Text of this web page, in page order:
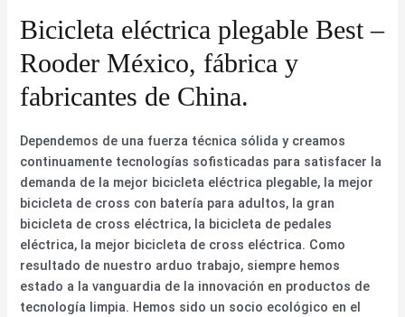
Bicicleta eléctrica plegable Best –
Rooder México, fábrica y
fabricantes de China.
Dependemos de una fuerza técnica sólida y creamos
continuamente tecnologías sofisticadas para satisfacer la
demanda de la mejor bicicleta eléctrica plegable, la mejor
bicicleta de cross con batería para adultos, la gran
bicicleta de cross eléctrica, la bicicleta de pedales
eléctrica, la mejor bicicleta de cross eléctrica. Como
resultado de nuestro arduo trabajo, siempre hemos
estado a la vanguardia de la innovación en productos de
tecnología limpia. Hemos sido un socio ecológico en el